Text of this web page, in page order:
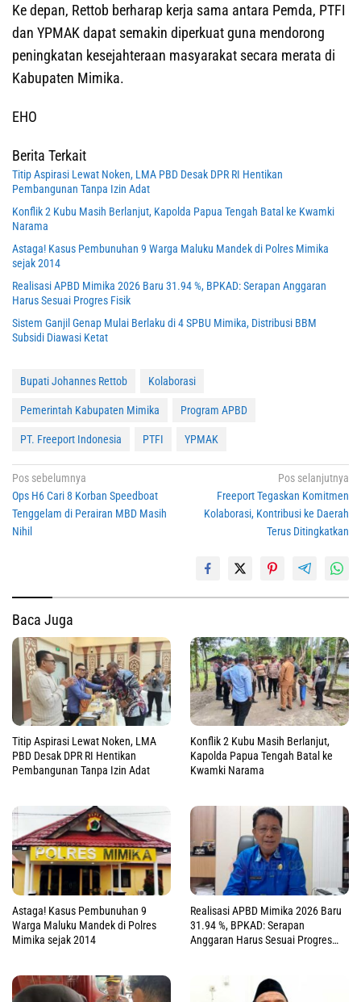
Ke depan, Rettob berharap kerja sama antara Pemda, PTFI
dan YPMAK dapat semakin diperkuat guna mendorong
peningkatan kesejahteraan masyarakat secara merata di
Kabupaten Mimika.
EHO
Berita Terkait
Titip Aspirasi Lewat Noken, LMA PBD Desak DPR RI Hentikan
Pembangunan Tanpa Izin Adat
Konflik 2 Kubu Masih Berlanjut, Kapolda Papua Tengah Batal ke Kwamki
Narama
Astaga! Kasus Pembunuhan 9 Warga Maluku Mandek di Polres Mimika
sejak 2014
Realisasi APBD Mimika 2026 Baru 31.94 %, BPKAD: Serapan Anggaran
Harus Sesuai Progres Fisik
Sistem Ganjil Genap Mulai Berlaku di 4 SPBU Mimika, Distribusi BBM
Subsidi Diawasi Ketat
Bupati Johannes Rettob Kolaborasi
Pemerintah Kabupaten Mimika Program APBD
PT. Freeport Indonesia PTFI YPMAK
Navigasi
pos
Pos sebelumnya
Ops H6 Cari 8 Korban Speedboat
Tenggelam di Perairan MBD Masih
Nihil
Pos selanjutnya
Freeport Tegaskan Komitmen
Kolaborasi, Kontribusi ke Daerah
Terus Ditingkatkan
Baca Juga
Titip Aspirasi Lewat Noken, LMA
PBD Desak DPR RI Hentikan
Pembangunan Tanpa Izin Adat
Konflik 2 Kubu Masih Berlanjut,
Kapolda Papua Tengah Batal ke
Kwamki Narama
Astaga! Kasus Pembunuhan 9
Warga Maluku Mandek di Polres
Mimika sejak 2014
Realisasi APBD Mimika 2026 Baru
31.94 %, BPKAD: Serapan
Anggaran Harus Sesuai Progres